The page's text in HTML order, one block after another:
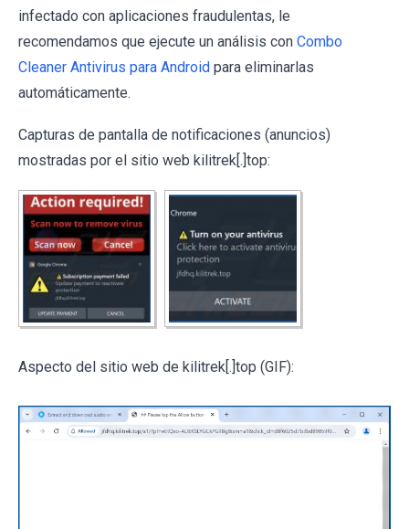
infectado con aplicaciones fraudulentas, le
recomendamos que ejecute un análisis con Combo
Cleaner Antivirus para Android para eliminarlas
automáticamente.
Capturas de pantalla de notificaciones (anuncios)
mostradas por el sitio web kilitrek[.]top:
Aspecto del sitio web de kilitrek[.]top (GIF):